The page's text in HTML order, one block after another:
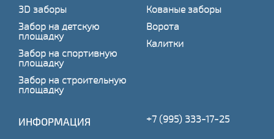
3D заборы
Забор на детскую
площадку
Забор на спортивную
площадку
Забор на строительную
площадку
Кованые заборы
Ворота
Калитки
ИНФОРМАЦИЯ +7 (995) 333-17-25